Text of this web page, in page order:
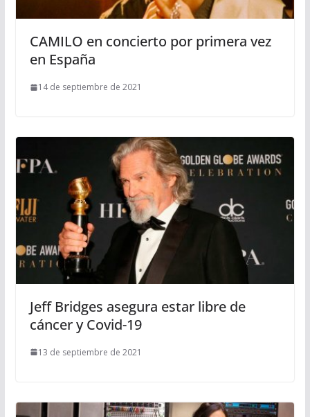
CAMILO en concierto por primera vez
en España
14 de septiembre de 2021
Jeff Bridges asegura estar libre de
cáncer y Covid-19
13 de septiembre de 2021